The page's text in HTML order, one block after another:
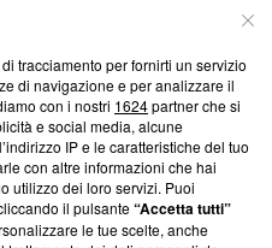
trasparenti su Blasting
e su come ci impegniamo a
la nostra aderenza a
Blasting News non è
ma ha richiesto di farne
effettuato una verifica di
tracciamento per fornirti un servizio
di navigazione e per analizzare il
con i nostri 1624partner che si
e social media, alcune
IP e le caratteristiche del tuo
con altre informazioni che hai
utilizzo dei loro servizi. Puoi
il pulsante“Accetta tutti”
le tue scelte, anche